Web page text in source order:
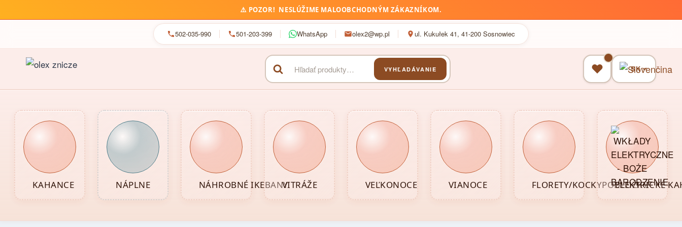
⚠️ POZOR! NESLÚŽIME MALOOBCHODNÝM ZÁKAZNÍKOM.
502-035-990 501-203-399 WhatsApp olex2@wp.pl ul. Kukułek 41, 41-200 Sosnowiec
Hľadať: VYHĽADÁVANIE SK
KAHANCE NÁPLNE NÁHROBNÉ IKEBANYVITRÁŽE VEĽKONOCE VIANOCE FLORETY/KOCKYPODLOŽKY
ELEKTRICKÉ